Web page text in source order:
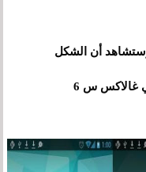
وستشاهد أن الشكل
غالاكس س 6